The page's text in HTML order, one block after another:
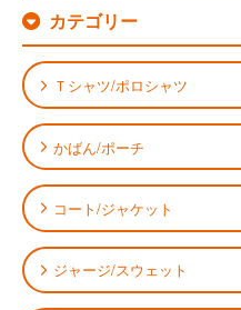
カテゴリー
Ｔシャツ/ポロシャツ
かばん/ポーチ
コート/ジャケット
ジャージ/スウェット